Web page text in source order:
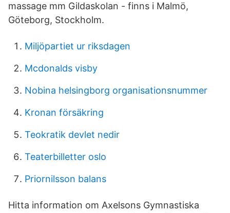
massage mm Gildaskolan - finns i Malmö,
Göteborg, Stockholm.
Miljöpartiet ur riksdagen
Mcdonalds visby
Nobina helsingborg organisationsnummer
Kronan försäkring
Teokratik devlet nedir
Teaterbilletter oslo
Priornilsson balans
Hitta information om Axelsons Gymnastiska